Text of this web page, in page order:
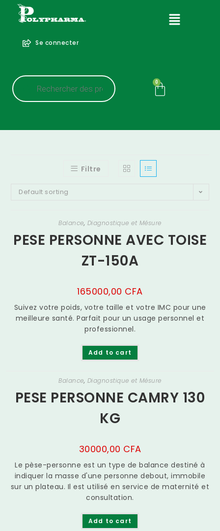
Se connecter
0
Filtre
Default sorting
Balance, Diagnostique et Mésure
PESE PERSONNE AVEC TOISE
ZT-150A
165000,00 CFA
Suivez votre poids, votre taille et votre IMC pour une
meilleure santé. Parfait pour un usage personnel et
professionnel.
Add to cart
Balance, Diagnostique et Mésure
PESE PERSONNE CAMRY 130
KG
30000,00 CFA
Le pèse-personne est un type de balance destiné à
indiquer la masse d'une personne debout, immobile
sur un plateau. Il est utilisé en service de maternité et
consultation.
Add to cart